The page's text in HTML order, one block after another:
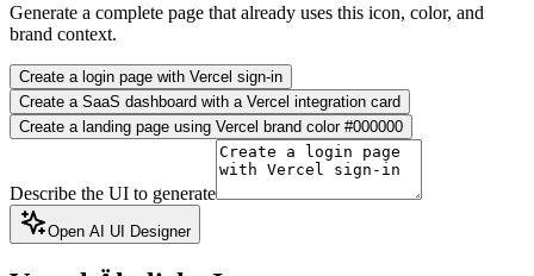
Generate a complete page that already uses this icon, color, and
brand context.
Create a login page with Vercel sign-in
Create a SaaS dashboard with a Vercel integration card
Create a landing page using Vercel brand color #000000
Describe the UI to generate
Open AI UI Designer